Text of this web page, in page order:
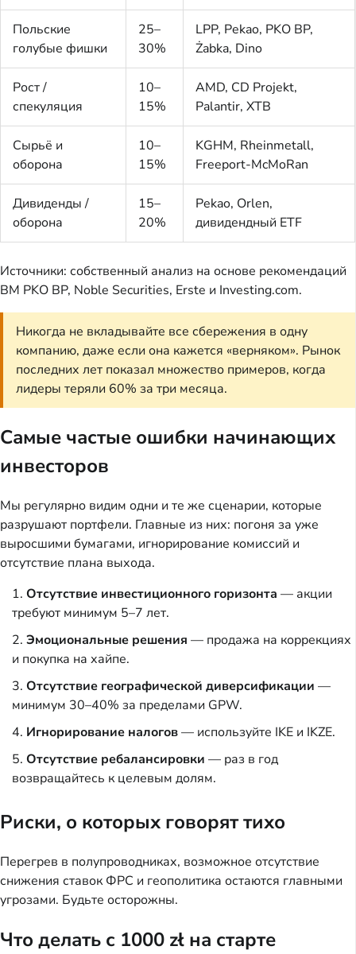
Польские
голубые фишки
25–
30%
LPP, Pekao, PKO BP,
Żabka, Dino
Рост /
спекуляция
10–
15%
AMD, CD Projekt,
Palantir, XTB
Сырьё и
оборона
10–
15%
KGHM, Rheinmetall,
Freeport-McMoRan
Дивиденды /
оборона
15–
20%
Pekao, Orlen,
дивидендный ETF
Источники: собственный анализ на основе рекомендаций
BM PKO BP, Noble Securities, Erste и Investing.com.
Никогда не вкладывайте все сбережения в одну
компанию, даже если она кажется «верняком». Рынок
последних лет показал множество примеров, когда
лидеры теряли 60% за три месяца.
Самые частые ошибки начинающих
инвесторов
Мы регулярно видим одни и те же сценарии, которые
разрушают портфели. Главные из них: погоня за уже
выросшими бумагами, игнорирование комиссий и
отсутствие плана выхода.
Отсутствие инвестиционного горизонта — акции
требуют минимум 5–7 лет.
Эмоциональные решения — продажа на коррекциях
и покупка на хайпе.
Отсутствие географической диверсификации —
минимум 30–40% за пределами GPW.
Игнорирование налогов— используйте IKE и IKZE.
Отсутствие ребалансировки — раз в год
возвращайтесь к целевым долям.
Риски, о которых говорят тихо
Перегрев в полупроводниках, возможное отсутствие
снижения ставок ФРС и геополитика остаются главными
угрозами. Будьте осторожны.
Что делать с 1000 zł на старте